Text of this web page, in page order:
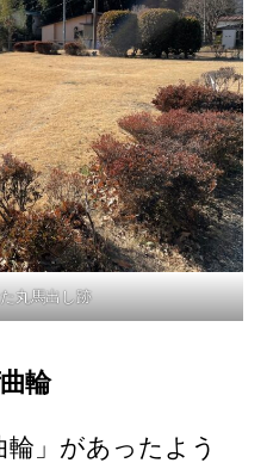
丸馬出し跡
輪
」があったよう